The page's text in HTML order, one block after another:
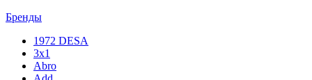
Бренды
1972 DESA
3x1
Abro